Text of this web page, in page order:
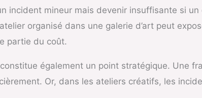
incident mineur mais devenir insuffisante si
organisé dans une galerie d’art peut
partie du coût.
également un point stratégique. Une
Or, dans les ateliers créatifs, les